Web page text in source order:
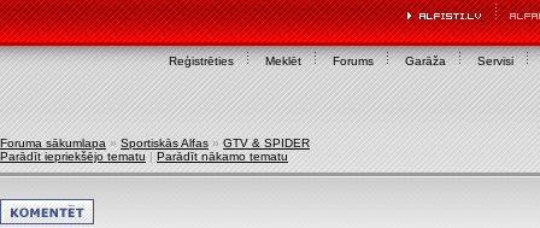
Reģistrēties Meklēt Forums Garāža Servisi
Foruma sākumlapa » Sportiskās Alfas » GTV & SPIDER
Parādīt iepriekšējo tematu | Parādīt nākamo tematu